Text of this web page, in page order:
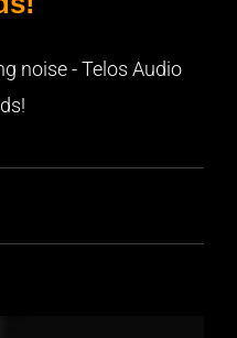
noise - Telos Audio